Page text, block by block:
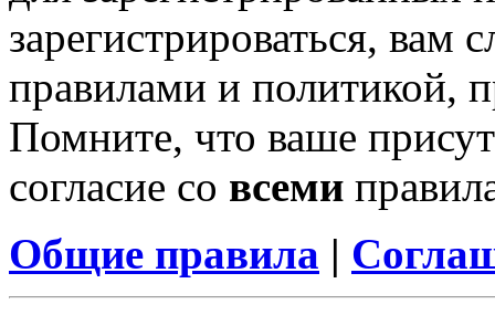
зарегистрироваться, вам
правилами и политикой,
Помните, что ваше
согласие со всеми
Общие правила |